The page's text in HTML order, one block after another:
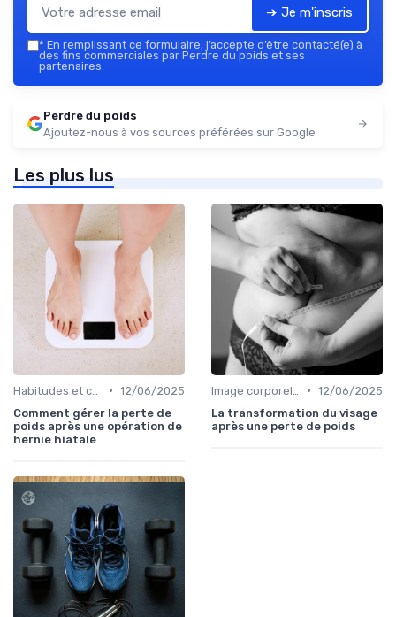
➔ Je m'inscris
* En remplissant ce formulaire, j’accepte d’être contacté(e) à
des fins commerciales par Perdre du poids et ses
partenaires.
Perdre du poids
Ajoutez-nous à vos sources préférées sur Google
Les plus lus
• 12/06/2025
Comment gérer la perte de
poids après une opération de
hernie hiatale
• 12/06/2025
La transformation du visage
après une perte de poids